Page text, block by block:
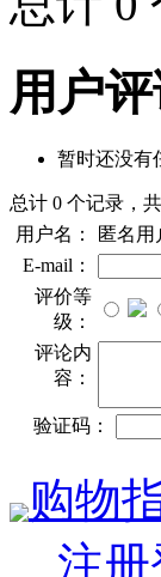
用户
暂时还没有
总计 0 个记录，
用户名：
匿名用
E-mail：
评价等
级：
评论内
容：
验证码：
购物
注